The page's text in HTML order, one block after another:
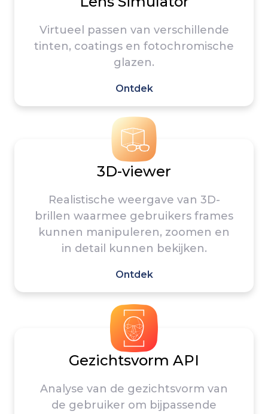
Virtueel passen van verschillende
tinten, coatings en fotochromische
glazen.
Ontdek
3D-viewer
Realistische weergave van 3D-
brillen waarmee gebruikers frames
kunnen manipuleren, zoomen en
in detail kunnen bekijken.
Ontdek
Gezichtsvorm API
Analyse van de gezichtsvorm van
de gebruiker om bijpassende